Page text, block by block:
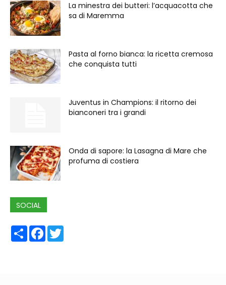
La minestra dei butteri: l’acquacotta che
sa di Maremma
Pasta al forno bianca: la ricetta cremosa
che conquista tutti
Juventus in Champions: il ritorno dei
bianconeri tra i grandi
Onda di sapore: la Lasagna di Mare che
profuma di costiera
SOCIAL
ShareFacebook